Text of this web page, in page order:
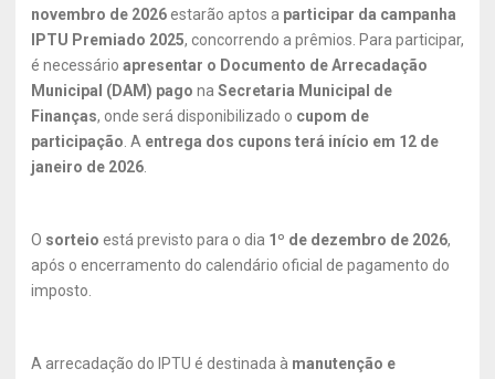
novembro de 2026estarão aptos a participar da campanha
IPTU Premiado 2025, concorrendo a prêmios. Para participar,
é necessário apresentar o Documento de Arrecadação
Municipal (DAM) pago na Secretaria Municipal de
Finanças, onde será disponibilizado o cupom de
participação . A entrega dos cupons terá início em 12 de
janeiro de 2026
O sorteio está previsto para o dia 1º de dezembro de 2026,
após o encerramento do calendário oficial de pagamento do
imposto.
A arrecadação do IPTU é destinada à manutenção e